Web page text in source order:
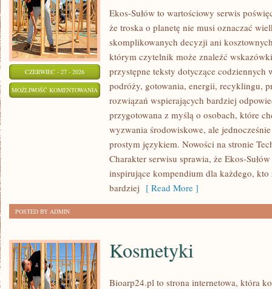
CZERWIEC - 27 - 2026
MOŻLIWOŚĆ KOMENTOWANIA PRZYRODA
OCHRONA
ŚRODOWISKA
Ekos-Sułów to wartościowy serwis
że troska o planetę nie musi oznaczać
skomplikowanych decyzji ani
którym czytelnik może znaleźć
przystępne teksty dotyczące
podróży, gotowania, energii, recyklingu,
rozwiązań wspierających bardziej
przygotowana z myślą o osobach, które
wyzwania środowiskowe, ale
prostym językiem. Nowości na stronie
Charakter serwisu sprawia, że Ekos-
inspirujące kompendium dla każdego, kto
bardziej [ Read More ]
POSTED BY ADMIN
Kosmetyki
Bioarp24.pl to strona internetowa, która